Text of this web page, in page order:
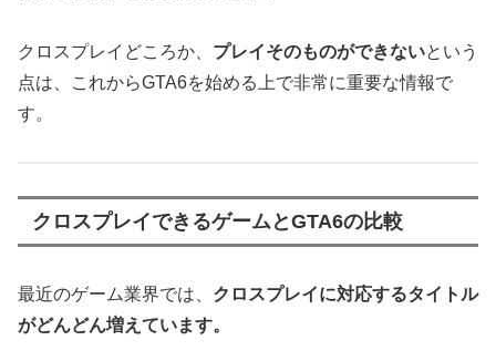
クロスプレイどころか、 プレイそのものができないという
点は、これからGTA6を始める上で非常に重要な情報で
す。
クロスプレイできるゲームとGTA6の比較
最近のゲーム業界では、 クロスプレイに対応するタイトル
がどんどん増えています。